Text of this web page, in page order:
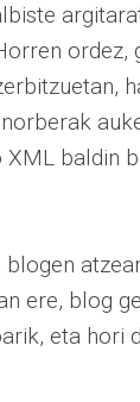
ordez,
baldin
ere, blog
eta hori